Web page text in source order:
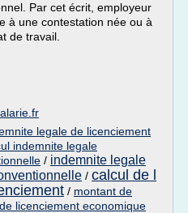
Par cet écrit, employeur
à une contestation née ou à
de travail.
legale de licenciement
indemnite legale
/ indemnite legale
/ calcul de l
/ montant de
licenciement economique